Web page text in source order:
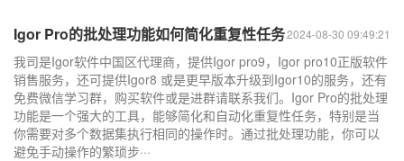
2024-08-30 09:49:21
Igor Pro的批处理功能如何简化重复性任务
我司是Igor软件中国区代理商，提供Igor pro9，Igor pro10正版软件
销售服务，还可提供Igor8 或是更早版本升级到Igor10的服务，还有
免费微信学习群，购买软件或是进群请联系我们。Igor Pro的批处理
功能是一个强大的工具，能够简化和自动化重复性任务，特别是当
你需要对多个数据集执行相同的操作时。通过批处理功能，你可以
避免手动操作的繁琐步···